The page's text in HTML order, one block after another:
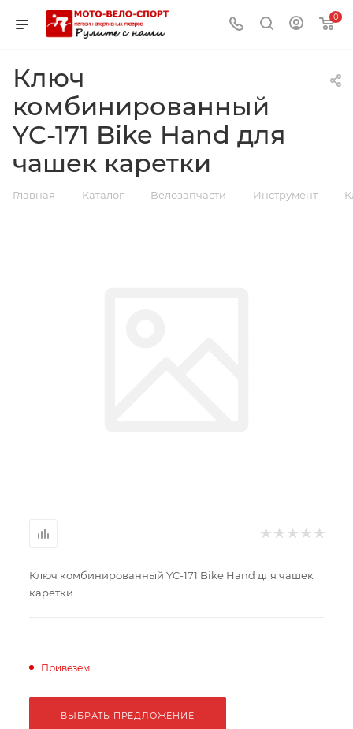
0
Ключ
комбинированный
YC-171 Bike Hand для
чашек каретки
Главная — Каталог — Велозапчасти — Инструмент —
Ключ комбинированный YC-171 Bike Hand для чашек
каретки
Привезем
ВЫБРАТЬ ПРЕДЛОЖЕНИЕ